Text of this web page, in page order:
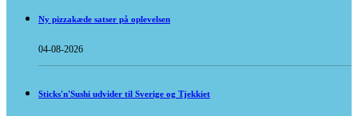
Ny pizzakæde satser på oplevelsen
04-08-2026
Sticks'n'Sushi udvider til Sverige og Tjekkiet